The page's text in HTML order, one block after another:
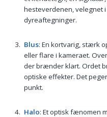
hesteverdenen, velegnet
dyreaftegninger.
Blus: En kortvarig, stærk
eller flare i kameraet.
der brænder klart. Ordet
optiske effekter. Det
punkt.
Halo: Et optisk fænomen